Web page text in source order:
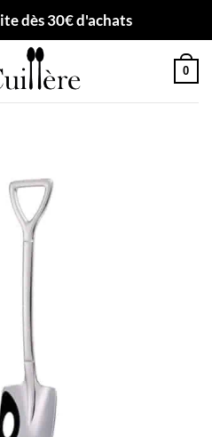
dès 30€ d'achats
0